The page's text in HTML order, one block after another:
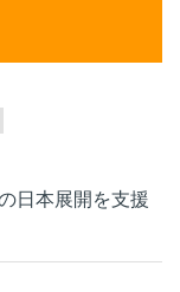
日本展開を支援